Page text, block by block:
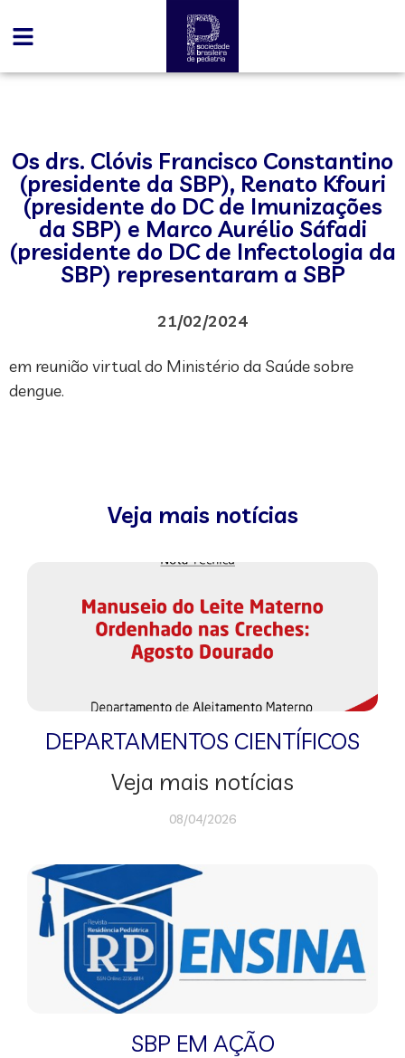
Os drs. Clóvis Francisco Constantino
(presidente da SBP), Renato Kfouri
(presidente do DC de Imunizações
da SBP) e Marco Aurélio Sáfadi
(presidente do DC de Infectologia da
SBP) representaram a SBP
21/02/2024
em reunião virtual do Ministério da Saúde sobre
dengue.
Veja mais notícias
DEPARTAMENTOS CIENTÍFICOS
Veja mais notícias
08/04/2026
SBP EM AÇÃO